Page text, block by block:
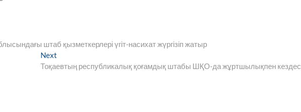
штаб қызметкерлері үгіт-насихат жүргізіп жатыр
Next
post:
Тоқаевтың республикалық қоғамдық штабы ШҚО-да жұртшылықпен